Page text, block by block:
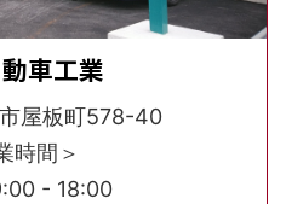
車工業
屋板町578-40
時間＞
- 18:00